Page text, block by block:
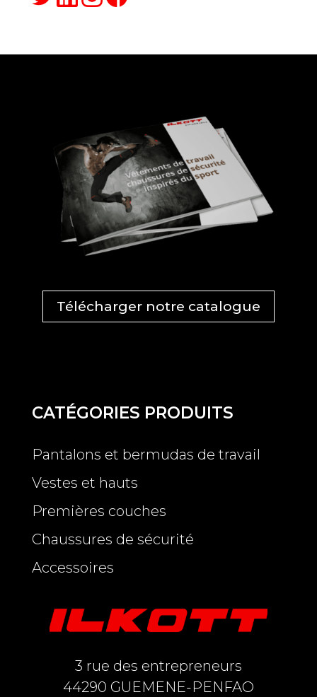
Télécharger notre catalogue
CATÉGORIES PRODUITS
Pantalons et bermudas de travail
Vestes et hauts
Premières couches
Chaussures de sécurité
Accessoires
3 rue des entrepreneurs
44290 GUEMENE-PENFAO